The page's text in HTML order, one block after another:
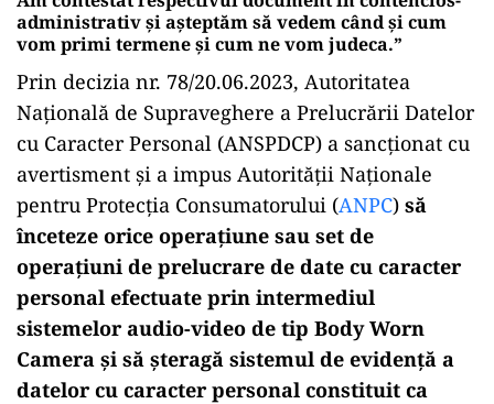
administrativ și așteptăm să vedem când și cum
vom primi termene și cum ne vom judeca.”
Prin decizia nr. 78/20.06.2023, Autoritatea
Națională de Supraveghere a Prelucrării Datelor
cu Caracter Personal (ANSPDCP) a sancționat cu
avertisment și a impus Autorității Naționale
pentru Protecția Consumatorului (ANPC) să
înceteze orice operațiune sau set de
operațiuni de prelucrare de date cu caracter
personal efectuate prin intermediul
sistemelor audio-video de tip Body Worn
Camera și să șteragă sistemul de evidență a
datelor cu caracter personal constituit ca